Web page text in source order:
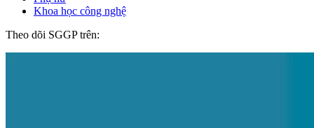
Khoa học công nghệ
Theo dõi SGGP trên: